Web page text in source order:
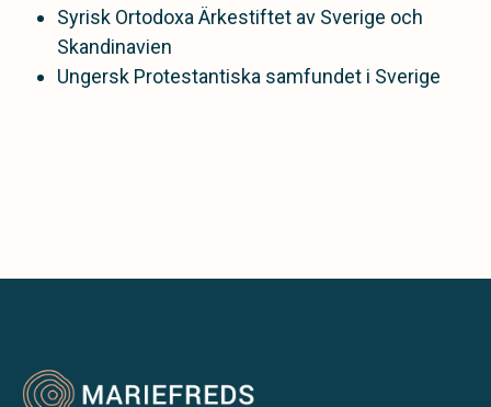
Syrisk Ortodoxa Ärkestiftet av Sverige och
Skandinavien
Ungersk Protestantiska samfundet i Sverige